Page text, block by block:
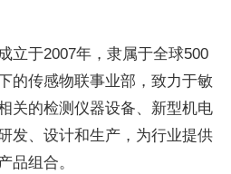
立于2007年，隶属于全球500
的传感物联事业部，致力于敏
关的检测仪器设备、新型机电
发、设计和生产，为行业提供
品组合。